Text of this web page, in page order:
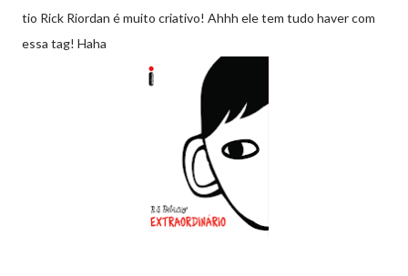
tio Rick Riordan é muito criativo! Ahhh ele tem tudo haver com
essa tag! Haha